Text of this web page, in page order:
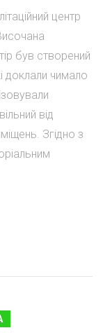
центр
був створений
доклали чимало
від
Згідно з